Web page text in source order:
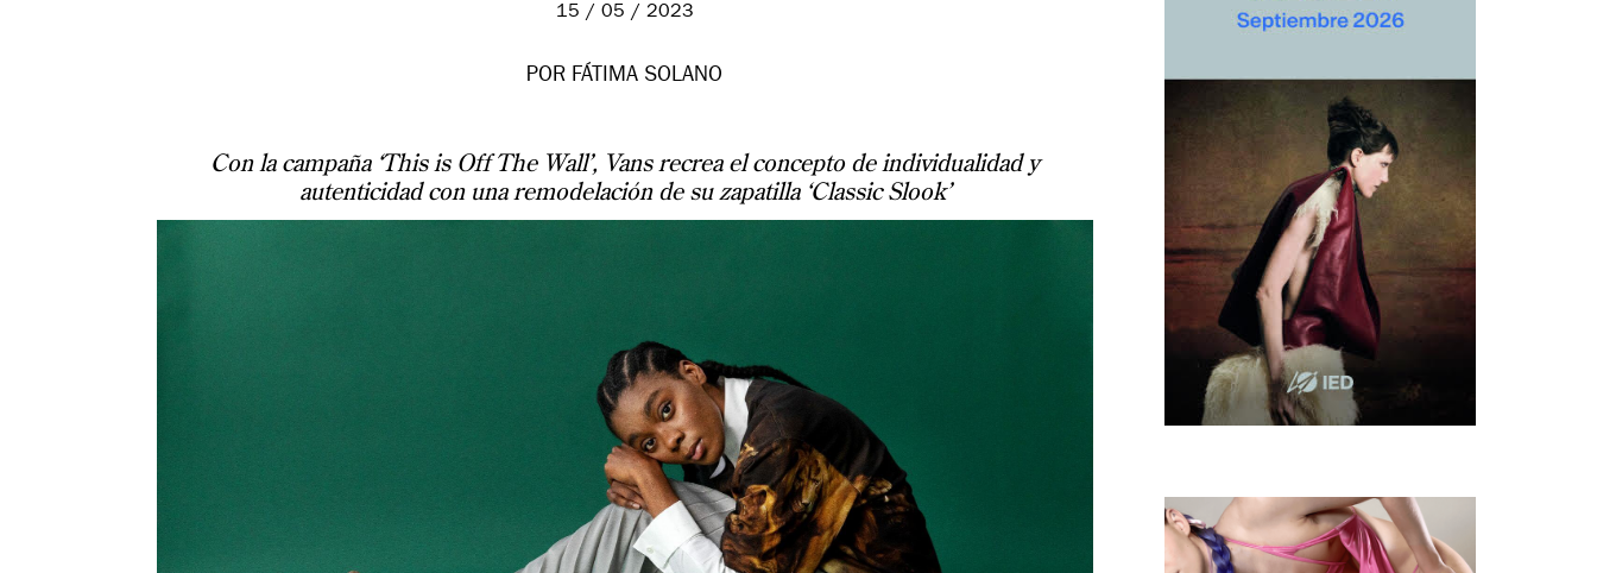
15 / 05 / 2023
POR FÁTIMA SOLANO
Con la campaña ‘This is Off The Wall’, Vans recrea el concepto de individualidad y
autenticidad con una remodelación de su zapatilla ‘Classic Slook’